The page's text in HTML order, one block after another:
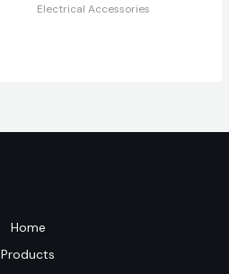
Electrical Accessories
Home
Products